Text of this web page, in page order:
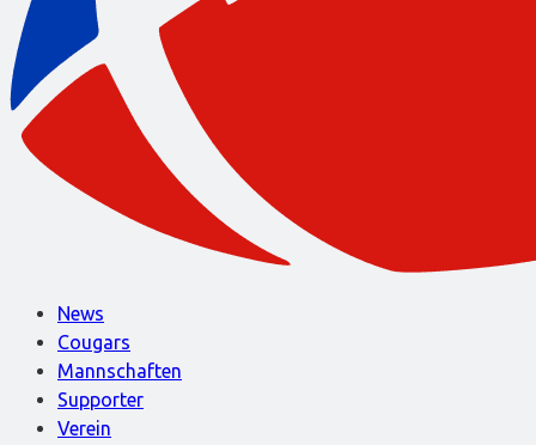
News
Cougars
Mannschaften
Supporter
Verein